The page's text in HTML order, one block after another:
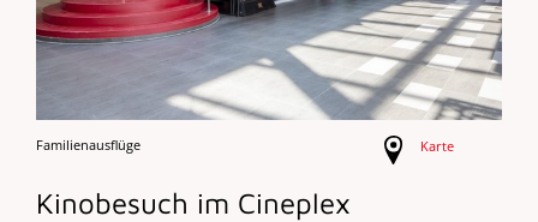
Familienausflüge Karte
Kinobesuch im Cineplex